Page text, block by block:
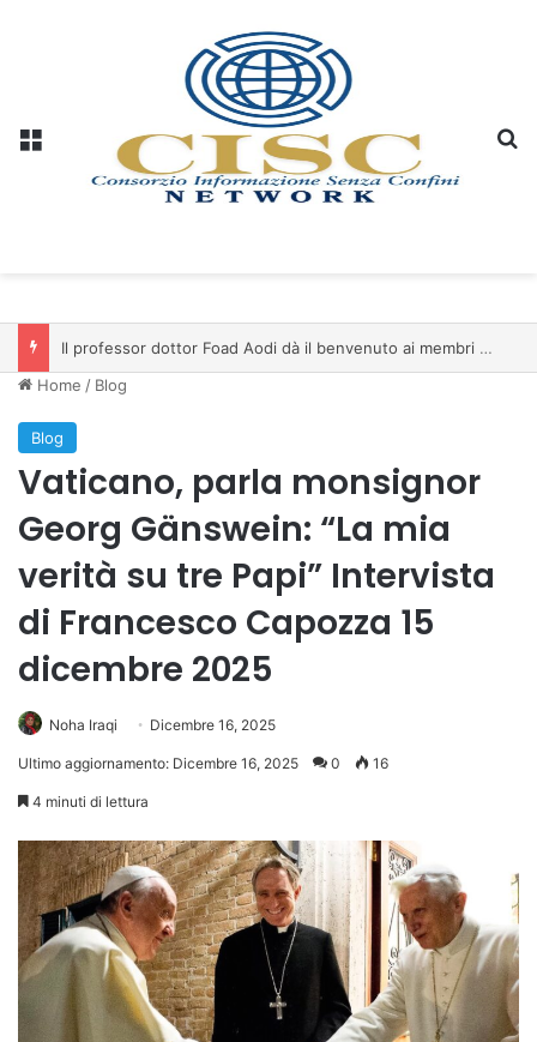
Il professor dottor Foad Aodi dà il benvenuto ai membri del Comitato per le Scienze delle Piramidi e le Scienze Archeologiche…
Home / Blog
Blog
Vaticano, parla monsignor
Georg Gänswein: “La mia
verità su tre Papi” Intervista
di Francesco Capozza 15
dicembre 2025
Noha Iraqi Dicembre 16, 2025
Ultimo aggiornamento: Dicembre 16, 2025 0 16
4 minuti di lettura